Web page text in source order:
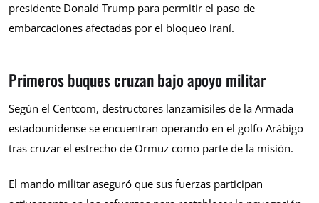
presidente Donald Trump para permitir el paso de
embarcaciones afectadas por el bloqueo iraní.
Primeros buques cruzan bajo apoyo militar
Según el Centcom, destructores lanzamisiles de la Armada
estadounidense se encuentran operando en el golfo Arábigo
tras cruzar el estrecho de Ormuz como parte de la misión.
El mando militar aseguró que sus fuerzas participan